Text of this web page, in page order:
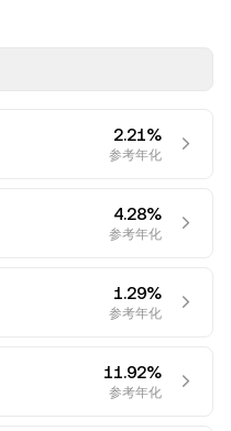
2.21%
参考年化
4.28%
参考年化
1.29%
参考年化
11.92%
参考年化